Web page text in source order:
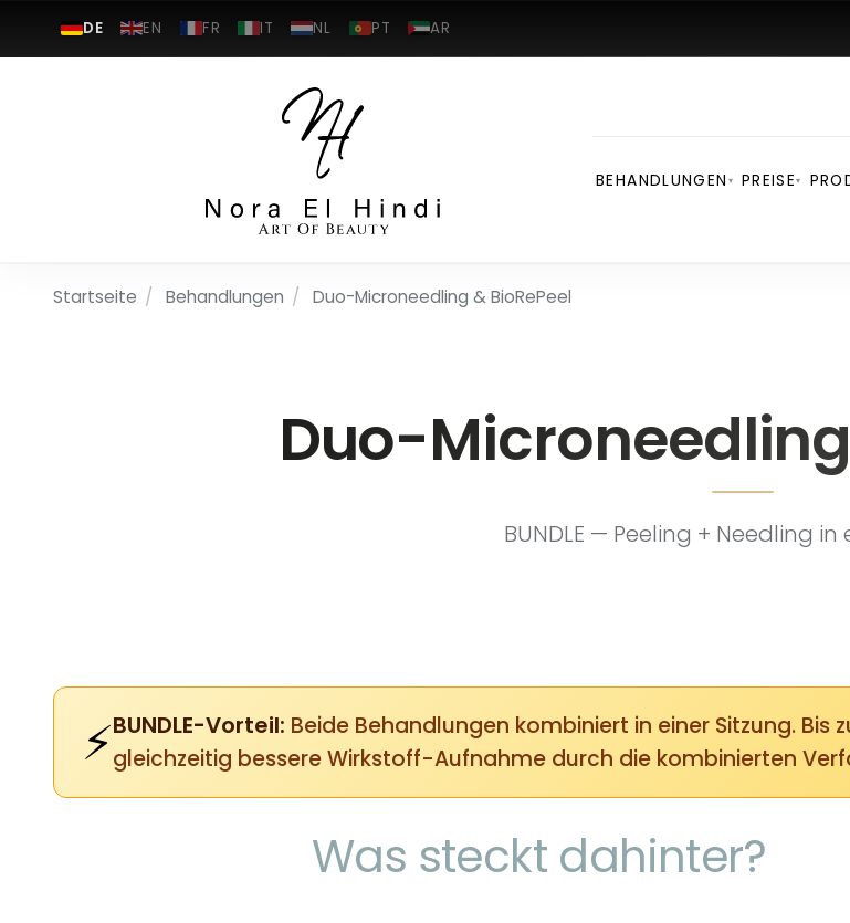
DE EN FR IT NL PT AR
BEHANDLUNGEN ▾ PREISE▾
Startseite / Behandlungen / Duo-Microneedling & BioRePeel
Duo-Microneedling
BUNDLE — Peeling + Needling in
⚡BUNDLE-Vorteil: Beide Behandlungen kombiniert in einer Sitzung. Bis
gleichzeitig bessere Wirkstoff-Aufnahme durch die kombinierten
Was steckt dahinter?